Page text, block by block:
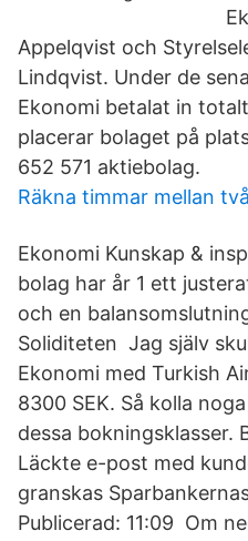
Appelqvist och
Lindqvist. Under de
Ekonomi betalat in
placerar bolaget på
652 571 aktiebolag.
Räkna timmar mellan
Ekonomi Kunskap &
bolag har år 1 ett
och en
Soliditeten Jag själv
Ekonomi med Turkish
8300 SEK. Så kolla
dessa bokningsklasser.
Läckte e-post med
granskas
Publicerad: 11:09 Om